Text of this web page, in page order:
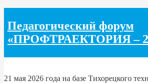
Педагогический форум
«ПРОФТРАЕКТОРИЯ –
21 мая 2026 года на базе Тихорецкого